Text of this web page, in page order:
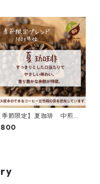
季節限定】夏珈琲 中煎
100g単位